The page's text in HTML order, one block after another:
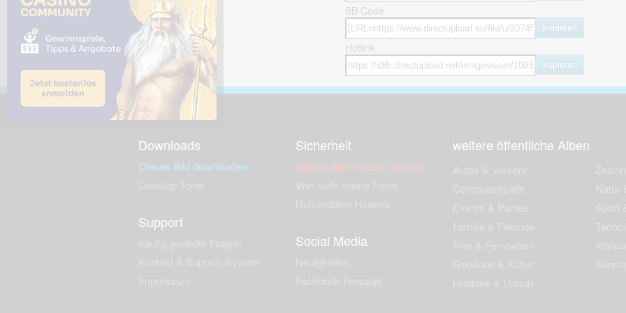
BB Code
kopieren
Hotlink
kopieren
Downloads
Dieses Bild downloaden
Support
Sicherheit
Dieses Bild melden (Abuse)
Social Media
weitere öffentliche Alben